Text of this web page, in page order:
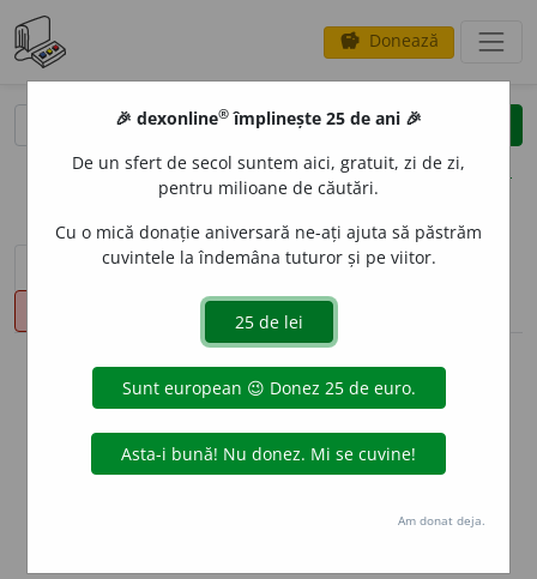
savings Donează
clear
opțiuni
sinteza definițiilor (1) definiții (28)
declinări
info
Aceste definiții sunt compilate de
echipa dexonline. Definițiile
originale se află pe filadefiniții.
Puteți reordona filele pe pagina de
🎉 dexonline® împlinește 25 de ani 🎉
De un sfert de secol suntem aici, gratuit, zi de zi,
pentru milioane de căutări.
Cu o mică donație aniversară ne-ați ajuta să păstrăm
cuvintele la îndemâna tuturor și pe viitor.
Am donat deja.